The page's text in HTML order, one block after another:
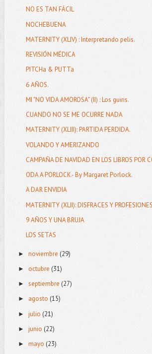
NO ES TAN FÁCIL
NOCHEBUENA
MATERNITY (XLIV) : Interpretando pelis.
REVISIÓN MÉDICA
PITCHa & PUTTa
6 AÑOS.
MI "NO VIDA AMOROSA" (II) : Los guiris.
CUANDO NO SE ME OCURRE NADA
MATERNITY (XLIII): PARTIDA PERDIDA.
VOLANDO Y AMERIZANDO
CAMPAÑA DE NAVIDAD EN LOS LIBROS POR
ODA A PORLOCK.- By Margaret Porlock.
A DAR ENVIDIA
MATERNITY (XLII): DISFRACES Y PROFESIONES
9 AÑOS Y UNA BRUJA
LOS SETAS
► noviembre (29)
► octubre (31)
► septiembre (27)
► agosto (15)
► julio (21)
► junio (22)
► mayo (23)